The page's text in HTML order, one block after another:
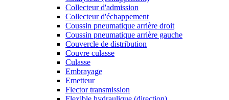
Collecteur d'admission
Collecteur d'échappement
Coussin pneumatique arrière droit
Coussin pneumatique arrière gauche
Couvercle de distribution
Couvre culasse
Culasse
Embrayage
Emetteur
Flector transmission